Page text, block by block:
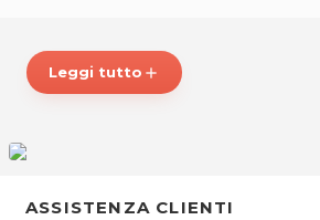
Viale Venezia, 322
33100 Udine
Tel. 3466668686
Leggi tutto add
ASSISTENZA CLIENTI